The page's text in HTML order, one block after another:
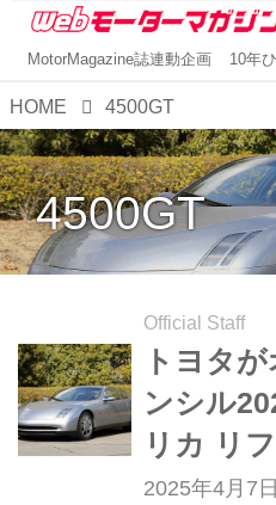
MotorMagazine誌連動企画 10年
HOME 4500GT
4500GT
Official Staff
トヨタ
ンシル
リカ リ
4500GT
2025年4月7